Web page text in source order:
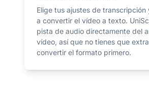
Elige tus ajustes de transcripción
a convertir el vídeo a texto.
pista de audio directamente del
vídeo, así que no tienes que
convertir el formato primero.